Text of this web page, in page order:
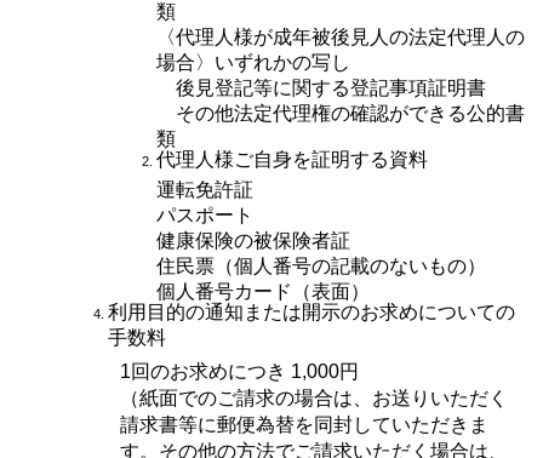
類
〈代理人様が成年被後見人の法定代理人の
場合〉いずれかの写し
後見登記等に関する登記事項証明書
その他法定代理権の確認ができる公的書
類
代理人様ご自身を証明する資料
運転免許証
パスポート
健康保険の被保険者証
住民票（個人番号の記載のないもの）
個人番号カード（表面）
利用目的の通知または開示のお求めについての
手数料
1回のお求めにつき 1,000円
（紙面でのご請求の場合は、お送りいただく
請求書等に郵便為替を同封していただきま
す。その他の方法でご請求いただく場合は、